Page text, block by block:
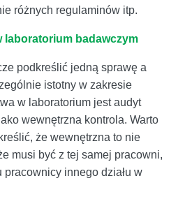
różnych regulaminów itp.
laboratorium badawczym
podkreślić jedną sprawę a
istotny w zakresie
w laboratorium jest audyt
wewnętrzna kontrola. Warto
że wewnętrzna to nie
musi być z tej samej pracowni,
pracownicy innego działu w